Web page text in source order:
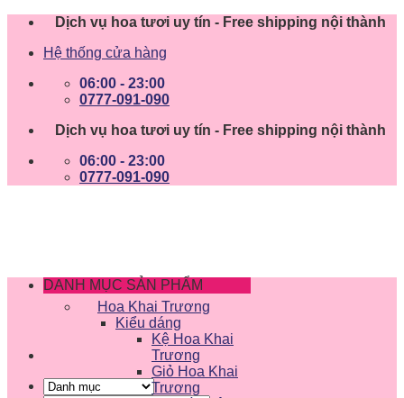
Skip
content
Dịch vụ hoa tươi uy tín - Free shipping nội thành
Hệ thống cửa hàng
06:00 - 23:00
0777-091-090
Dịch vụ hoa tươi uy tín - Free shipping nội thành
06:00 - 23:00
0777-091-090
DANH MỤC SẢN PHẨM
Hoa Khai Trương
Kiểu dáng
Kệ Hoa Khai
Trương
Giỏ Hoa Khai
Trương